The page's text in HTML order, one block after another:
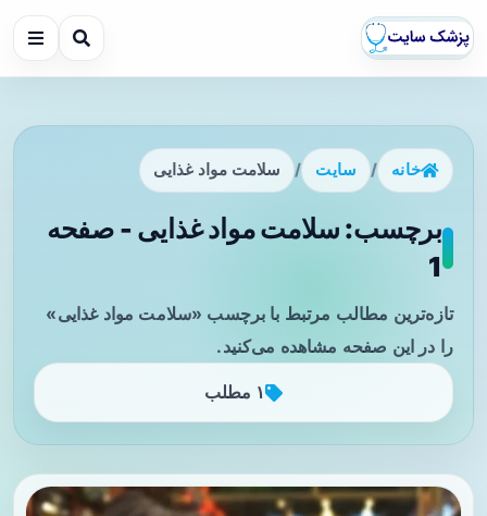
خانه / سایت / سلامت مواد غذایی
برچسب: سلامت مواد غذایی - صفحه
1
تازه‌ترین مطالب مرتبط با برچسب «سلامت مواد غذایی»
را در این صفحه مشاهده می‌کنید.
۱ مطلب